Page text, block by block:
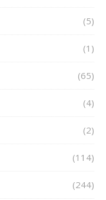
(5)
(1)
(65)
(4)
(2)
(114)
(244)